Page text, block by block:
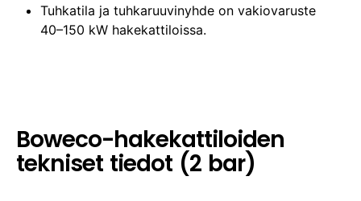
Tuhkatila ja tuhkaruuvinyhde on vakiovaruste
40–150 kW hakekattiloissa.
Boweco-hakekattiloiden
tekniset tiedot (2 bar)